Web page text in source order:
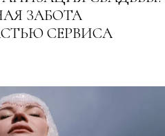
ЗАБОТА
СЕРВИСА